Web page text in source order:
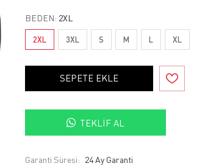
BEDEN: 2XL
2XL 3XL S M L XL
SEPETE EKLE
TEKLIF AL
Garanti Süresi: 24 Ay Garanti